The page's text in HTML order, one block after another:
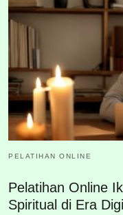
PELATIHAN ONLINE
Pelatihan Online
Spiritual di Era